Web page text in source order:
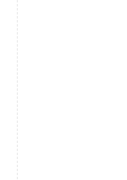
Erfahrung in
helfen wir Ihnen
zufriedenzustellen
und Wachstum zu
Learn more